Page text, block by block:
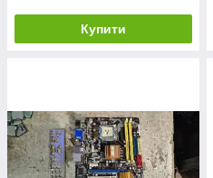
Купити